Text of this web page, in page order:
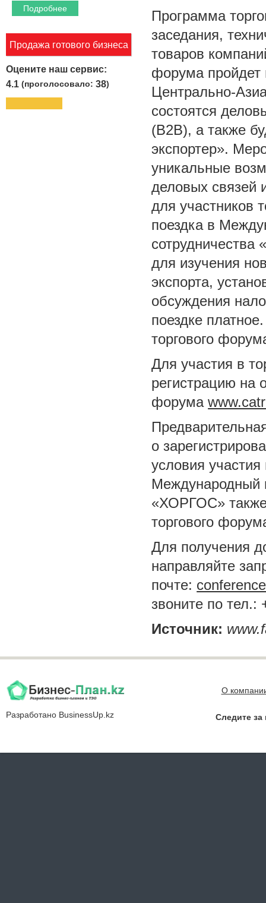
Подробнее
Продажа готового бизнеса
Оцените наш сервис:
4.1 (проголосовало:38)
Программа
заседания,
товаров
форума пройдет
Центрально-
состоятся
(В2В), а также
экспортер».
уникальные
деловых связей
для участников
поездка в
сотрудничества
для изучения
экспорта,
обсуждения
поездке
торгового
Для участия в
регистрацию на
форума
о
условия
Международный
«ХОРГОС»
торгового
Для получения
направляйте
почте:
звоните по тел.:
Источник:
Разработано BusinessUp.kz
О
Следите за